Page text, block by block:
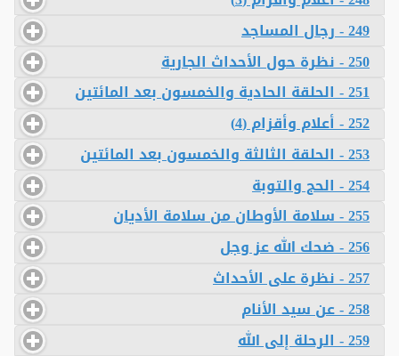
249 - رجال المساجد
250 - نظرة حول الأحداث الجارية
251 - الحلقة الحادية والخمسون بعد المائتين
252 - أعلام وأقزام (4)
253 - الحلقة الثالثة والخمسون بعد المائتين
254 - الحج والتوبة
255 - سلامة الأوطان من سلامة الأديان
256 - ضحك الله عز وجل
257 - نظرة على الأحداث
258 - عن سيد الأنام
259 - الرحلة إلى الله